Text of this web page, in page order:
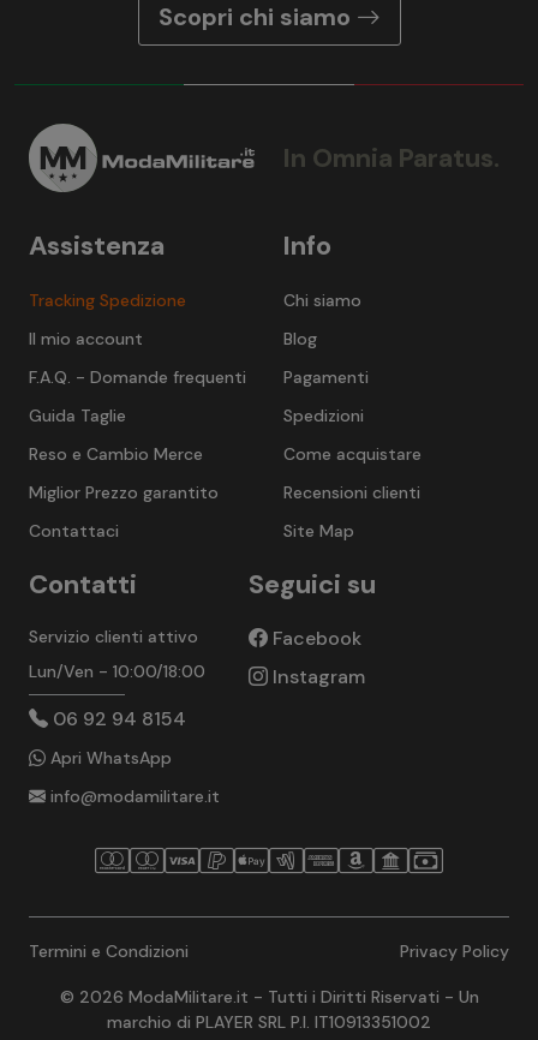
Scopri chi siamo
In Omnia Paratus.
Info
Chi siamo
Blog
Pagamenti
Spedizioni
Come acquistare
Recensioni clienti
Site Map
Assistenza
Tracking Spedizione
Il mio account
F.A.Q. - Domande frequenti
Guida Taglie
Reso e Cambio Merce
Miglior Prezzo garantito
Contattaci
Contatti
Servizio clienti attivo
Lun/Ven - 10:00/18:00
06 92 94 8154
Apri WhatsApp
info@modamilitare.it
Seguici su
Facebook
Instagram
Termini e Condizioni Privacy Policy
© 2026 ModaMilitare.it - Tutti i Diritti Riservati - Un
marchio di PLAYER SRL P.I. IT10913351002